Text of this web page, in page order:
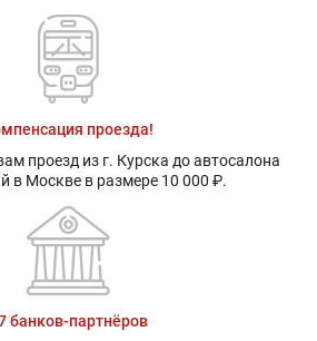
проезда!
проезд из г. Курска до автосалона
в Москве в размере 10 000 ₽.
банков-партнёров